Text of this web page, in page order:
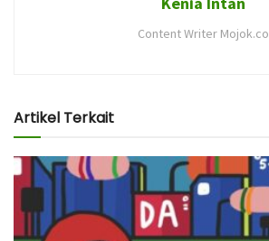
Content Writer Mojok.co
Artikel Terkait